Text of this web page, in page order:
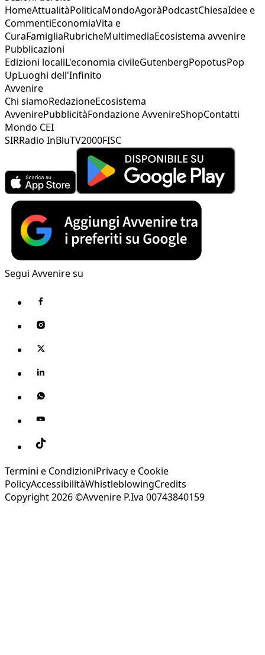
HomeAttualitàPoliticaMondoAgoràPodcastChiesaIdee e
CommentiEconomiaVita e
CuraFamigliaRubricheMultimediaEcosistema avvenire
Pubblicazioni
Edizioni localiL'economia civileGutenbergPopotusPop
UpLuoghi dell'Infinito
Avvenire
Chi siamoRedazioneEcosistema
AvvenirePubblicitàFondazione AvvenireShopContatti
Mondo CEI
SIRRadio InBluTV2000FISC
Segui Avvenire su
Termini e CondizioniPrivacy e Cookie
PolicyAccessibilitàWhistleblowingCredits
Copyright 2026 ©Avvenire P.Iva 00743840159